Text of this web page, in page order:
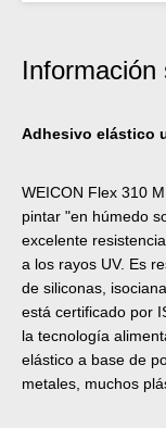
Información
Adhesivo elástico
WEICON Flex 310
pintar "en húmedo
excelente
a los rayos UV. Es
de siliconas,
está certificado por
la tecnología
elástico a base de
metales, muchos